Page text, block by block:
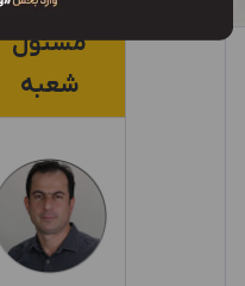
مسئول
شعبه